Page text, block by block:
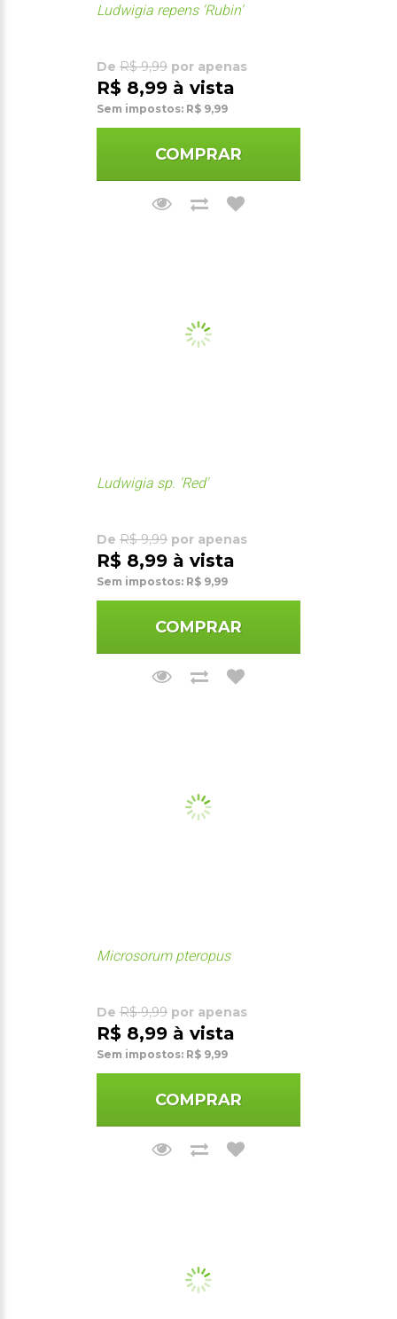
Ludwigia repens 'Rubin'
De R$ 9,99 por apenas
R$ 8,99 à vista
Sem impostos: R$ 9,99
COMPRAR
Ludwigia sp. 'Red'
De R$ 9,99 por apenas
R$ 8,99 à vista
Sem impostos: R$ 9,99
COMPRAR
Microsorum pteropus
De R$ 9,99 por apenas
R$ 8,99 à vista
Sem impostos: R$ 9,99
COMPRAR